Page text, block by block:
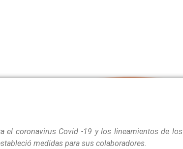
el coronavirus Covid -19 y los lineamientos de los
medidas para sus colaboradores.